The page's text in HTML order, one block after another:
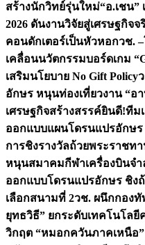
สร้างนักวิทย์รุ่นใหม่“อ.เชน”
2026 ดันงานวิจัยสู่เศรษฐกิจจ
คอนดักเตอร์เป็นหัวหอกวช.
เคลื่อนนวัตกรรมบอร์ดเกม
เสริมนโยบาย No Gift Policy
อักษร หนุนท่องเที่ยวงาน “อ
เศรษฐกิจสร้างสรรค์ยินดี!ทีม
ออกแบบแผนโดรนแปรอักษร
การชิงรางวัลถ้วยพระราชท
หนุนสมาคมกีฬาเครื่องบินจ
ออกแบบโดรนแปรอักษร ชิง
เลือกสนามที่ 2วช. ผนึกกอง
ยุทธวิธี” ยกระดับเทคโนโล
วิกฤต “หมอกควันภาคเหนือ”